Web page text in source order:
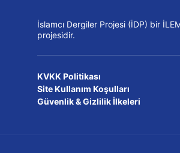
İslamcı Dergiler Projesi (İDP) bir
projesidir.
KVKK Politikası
Site Kullanım Koşulları
Güvenlik & Gizlilik İlkeleri